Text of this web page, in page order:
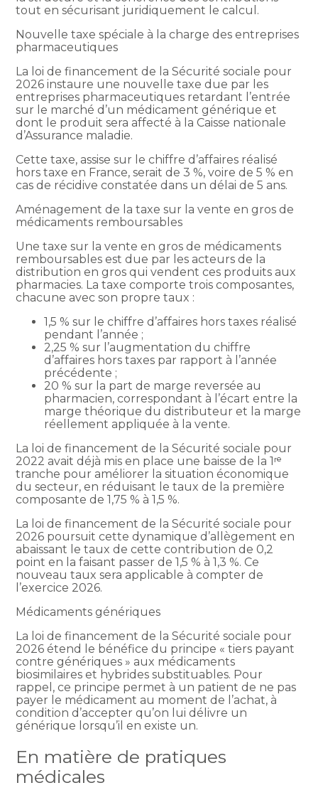
tout en sécurisant juridiquement le calcul.
Nouvelle taxe spéciale à la charge des entreprises
pharmaceutiques
La loi de financement de la Sécurité sociale pour
2026 instaure une nouvelle taxe due par les
entreprises pharmaceutiques retardant l’entrée
sur le marché d’un médicament générique et
dont le produit sera affecté à la Caisse nationale
d’Assurance maladie.
Cette taxe, assise sur le chiffre d’affaires réalisé
hors taxe en France, serait de 3 %, voire de 5 % en
cas de récidive constatée dans un délai de 5 ans.
Aménagement de la taxe sur la vente en gros de
médicaments remboursables
Une taxe sur la vente en gros de médicaments
remboursables est due par les acteurs de la
distribution en gros qui vendent ces produits aux
pharmacies. La taxe comporte trois composantes,
chacune avec son propre taux :
1,5 % sur le chiffre d’affaires hors taxes réalisé
pendant l’année ;
2,25 % sur l’augmentation du chiffre
d’affaires hors taxes par rapport à l’année
précédente ;
20 % sur la part de marge reversée au
pharmacien, correspondant à l’écart entre la
marge théorique du distributeur et la marge
réellement appliquée à la vente.
La loi de financement de la Sécurité sociale pour
2022 avait déjà mis en place une baisse de la 1ʳᵉ
tranche pour améliorer la situation économique
du secteur, en réduisant le taux de la première
composante de 1,75 % à 1,5 %.
La loi de financement de la Sécurité sociale pour
2026 poursuit cette dynamique d’allègement en
abaissant le taux de cette contribution de 0,2
point en la faisant passer de 1,5 % à 1,3 %. Ce
nouveau taux sera applicable à compter de
l’exercice 2026.
Médicaments génériques
La loi de financement de la Sécurité sociale pour
2026 étend le bénéfice du principe « tiers payant
contre génériques » aux médicaments
biosimilaires et hybrides substituables. Pour
rappel, ce principe permet à un patient de ne pas
payer le médicament au moment de l’achat, à
condition d’accepter qu’on lui délivre un
générique lorsqu’il en existe un.
En matière de pratiques
médicales